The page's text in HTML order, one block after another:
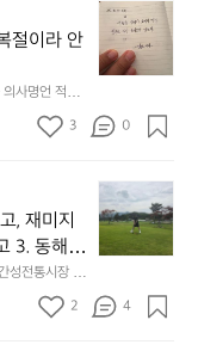
절이라 안
사명언 적어
2
5.
0
8.
4
늘
의
글
쓰
✏️
3 0
, 재미지
3. 동해
한잔 혀를
성전통시장 닭
듬곱창 쏘주
[강
원
도
고
여
2 4